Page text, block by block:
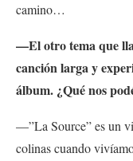
camino…
—El otro tema que
canción larga y
álbum. ¿Qué nos
—”La Source” es un
colinas cuando